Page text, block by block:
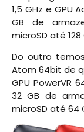
1,5 GHz e GPU
GB de
microSD até 128
Do outro
Atom 64bit de
GPU PowerVR
32 GB de
microSD até 64